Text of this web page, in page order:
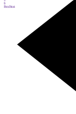
6
PrevNext